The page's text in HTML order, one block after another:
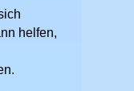
helfen,